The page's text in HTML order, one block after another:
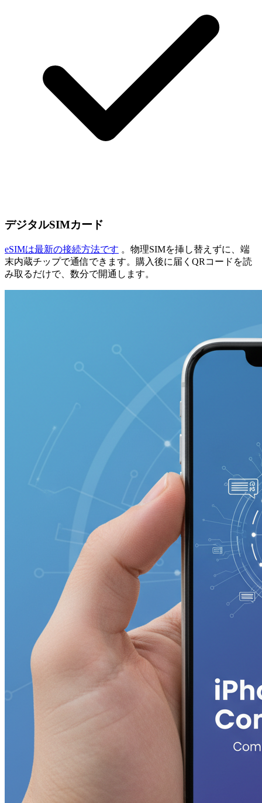
デジタルSIMカード
eSIMは最新の接続方法です 。物理SIMを挿し替えずに、端
末内蔵チップで通信できます。購入後に届くQRコードを読
み取るだけで、数分で開通します。